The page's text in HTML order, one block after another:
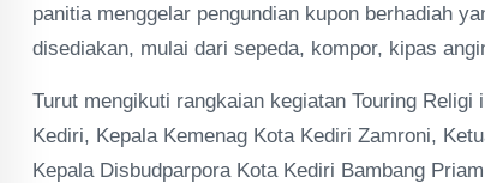
panitia menggelar pengundian kupon berhadiah
disediakan, mulai dari sepeda, kompor, kipas
Turut mengikuti rangkaian kegiatan Touring
Kediri, Kepala Kemenag Kota Kediri Zamroni,
Kepala Disbudparpora Kota Kediri Bambang